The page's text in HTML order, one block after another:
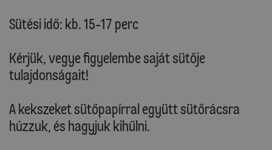
Sütési idő: kb. 15-17 perc
Kérjük, vegye figyelembe saját sütője
tulajdonságait!
A kekszeket sütőpapírral együtt sütőrácsra
húzzuk, és hagyjuk kihűlni.